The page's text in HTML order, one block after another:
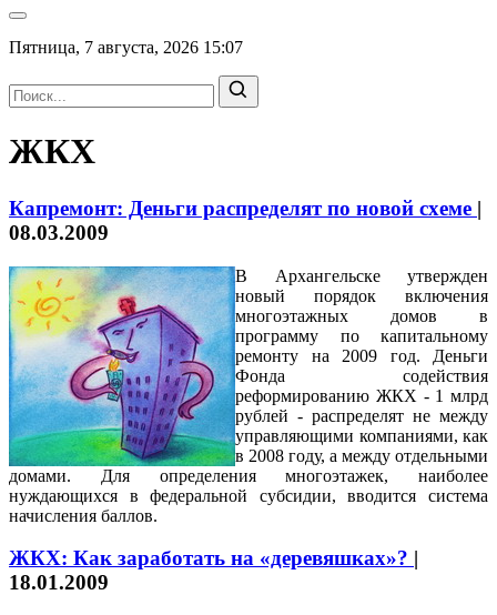
Пятница, 7 августа, 2026 15:07
ЖКХ
Капремонт: Деньги распределят по новой схеме |
08.03.2009
В Архангельске утвержден
новый порядок включения
многоэтажных домов в
программу по капитальному
ремонту на 2009 год. Деньги
Фонда содействия
реформированию ЖКХ - 1 млрд
рублей - распределят не между
управляющими компаниями, как
в 2008 году, а между отдельными
домами. Для определения многоэтажек, наиболее
нуждающихся в федеральной субсидии, вводится система
начисления баллов.
ЖКХ: Как заработать на «деревяшках»? |
18.01.2009